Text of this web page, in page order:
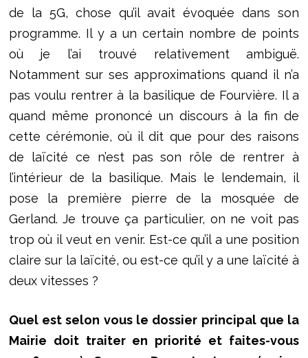
de la 5G, chose qu’il avait évoquée dans son
programme. Il y a un certain nombre de points
où je l’ai trouvé relativement ambiguë.
Notamment sur ses approximations quand il n’a
pas voulu rentrer à la basilique de Fourvière. Il a
quand même prononcé un discours à la fin de
cette cérémonie, où il dit que pour des raisons
de laïcité ce n’est pas son rôle de rentrer à
l’intérieur de la basilique. Mais le lendemain, il
pose la première pierre de la mosquée de
Gerland. Je trouve ça particulier, on ne voit pas
trop où il veut en venir. Est-ce qu’il a une position
claire sur la laïcité, ou est-ce qu’il y a une laïcité à
deux vitesses ?
Quel est selon vous le dossier principal que la
Mairie doit traiter en priorité et faites-vous